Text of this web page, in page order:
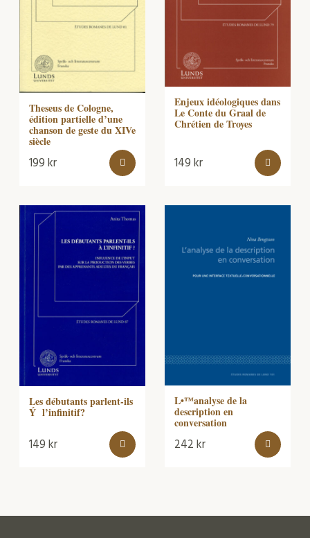
Theseus de Cologne,
édition partielle d’une
chanson de geste du XIVe
siècle
199kr
Enjeux idéologiques dans
Le Conte du Graal de
Chrétien de Troyes
149kr
Les débutants parlent-ils
Ý l’infinitif?
149kr
L•™analyse de la
description en
conversation
242kr